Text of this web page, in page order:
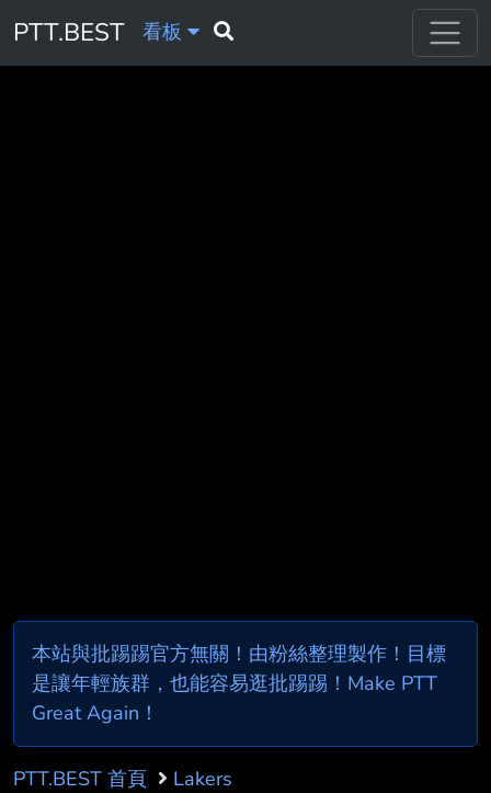
PTT.BEST 看板
本站與批踢踢官方無關！由粉絲整理製作！目標
是讓年輕族群，也能容易逛批踢踢！Make PTT
Great Again！
PTT.BEST 首頁 Lakers